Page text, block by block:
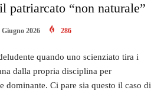
patriarcato “non naturale”
Giugno 2026 286
quando uno scienziato tira i
dalla propria disciplina per
dominante. Ci pare sia questo il caso di